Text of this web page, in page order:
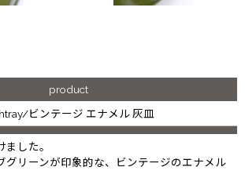
product
ビンテージ エナメル 灰皿
した。
グリーンが印象的な、ビンテージのエナメル